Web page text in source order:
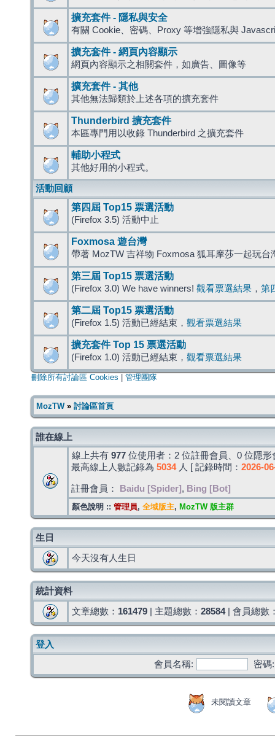
擴充套件 - 隱私與安全
有關 Cookie、密碼、Proxy 等增強隱私與
擴充套件 - 網頁內容顯示
網頁內容顯示之相關套件，如廣告、圖像等
擴充套件 - 其他
其他無法歸類於上述各項的擴充套件
Thunderbird 擴充套件
本區專門用以收錄 Thunderbird 之擴充套件
輔助小程式
其他好用的小程式。
活動回顧
第四屆 Top15 票選活動
(Firefox 3.5) 活動中止
Foxmosa 遊台灣
帶著 MozTW 吉祥物 Foxmosa 狐耳摩莎一起玩台
第三屆 Top15 票選活動
(Firefox 3.0) We have winners! 觀看票選結果 ， 第
第二屆 Top15 票選活動
(Firefox 1.5) 活動已經結束， 觀看票選結果
擴充套件 Top 15 票選活動
(Firefox 1.0) 活動已經結束， 觀看票選結果
刪除所有討論區 Cookies 管理團隊
MozTW» 討論區首頁
誰在線上
線上共有 977 位使用者：2 位註冊會員、0 位隱
最高線上人數記錄為 5034人 [ 記錄時間： 2026-
註冊會員： Baidu [Spider] , Bing [Bot]
顏色說明 :: 管理員, 全域版主, MozTW 版主群
生日
今天沒有人生日
統計資料
文章總數： 161479 | 主題總數： 28584| 會員總數
登入
會員名稱:
密碼:
未閱讀文章